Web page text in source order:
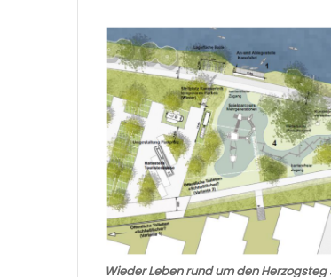
Wieder Leben rund um den Herzogsteg